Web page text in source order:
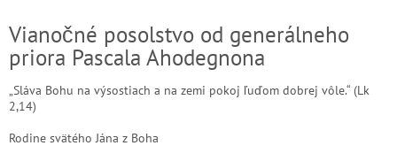
Vianočné posolstvo od generálneho
priora Pascala Ahodegnona
„Sláva Bohu na výsostiach a na zemi pokoj ľuďom dobrej vôle.“ (Lk
2,14)
Rodine svätého Jána z Boha